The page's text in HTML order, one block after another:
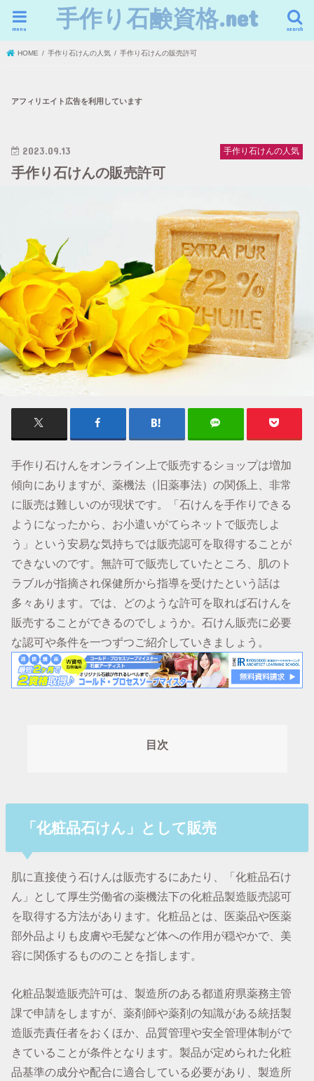
手作り石鹸資格.net search
menu
HOME 手作り石けんの人気 手作り石けんの販売許可
アフィリエイト広告を利用しています
手作り石けんの人気
2023.09.13
手作り石けんの販売許可
手作り石けんをオンライン上で販売するショップは増加
傾向にありますが、薬機法（旧薬事法）の関係上、非常
に販売は難しいのが現状です。「石けんを手作りできる
ようになったから、お小遣いがてらネットで販売しよ
う」という安易な気持ちでは販売認可を取得することが
できないのです。無許可で販売していたところ、肌のト
ラブルが指摘され保健所から指導を受けたという話は
多々あります。では、どのような許可を取れば石けんを
販売することができるのでしょうか。石けん販売に必要
な認可や条件を一つずつご紹介していきましょう。
目次
「化粧品石けん」として販売
肌に直接使う石けんは販売するにあたり、「化粧品石け
ん」として厚生労働省の薬機法下の化粧品製造販売認可
を取得する方法があります。化粧品とは、医薬品や医薬
部外品よりも皮膚や毛髪など体への作用が穏やかで、美
容に関係するもののことを指します。
化粧品製造販売許可は、製造所のある都道府県薬務主管
課で申請をしますが、薬剤師や薬剤の知識がある統括製
造販売責任者をおくほか、品質管理や安全管理体制がで
きていることが条件となります。製品が定められた化粧
品基準の成分や配合に適合している必要があり、製造所